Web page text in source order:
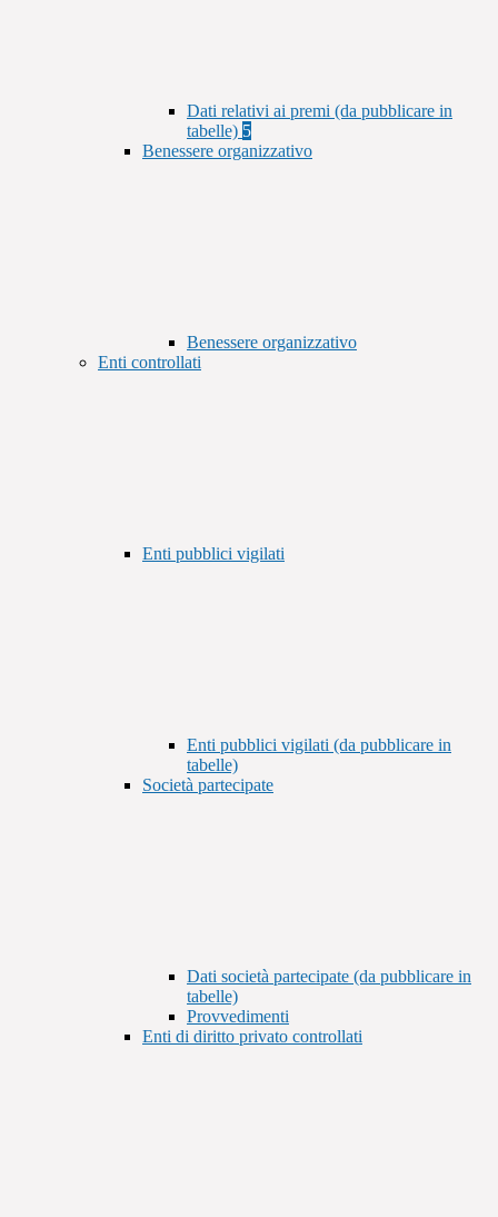
Dati relativi ai premi (da pubblicare in
tabelle) 5
Benessere organizzativo
Benessere organizzativo
Enti controllati
Enti pubblici vigilati
Enti pubblici vigilati (da pubblicare in
tabelle)
Società partecipate
Dati società partecipate (da pubblicare in
tabelle)
Provvedimenti
Enti di diritto privato controllati